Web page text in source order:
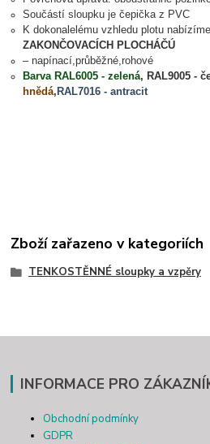
Součástí sloupku je čepička z PVC
K dokonalelému vzhledu plotu
ZAKONČOVACÍCH PLOCHÁČÚ
– napínací,průběžné,rohové
Barva RAL6005 - zelená, RAL9005 -
hnědá, RAL7016 - antracit
Zboží zařazeno v kategoriích
TENKOSTĚNNÉ sloupky a vzpěry
INFORMACE PRO
Obchodní podmínky
GDPR